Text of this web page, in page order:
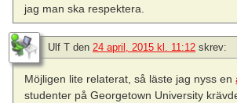
jag man ska respektera.
Ulf T den 24 april, 2015 kl. 11:12 skrev:
Möjligen lite relaterat, så läste jag nyss en
studenter på Georgetown University